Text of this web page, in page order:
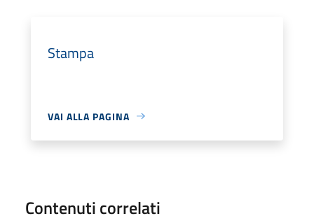
Stampa
VAI ALLA PAGINA
Contenuti correlati